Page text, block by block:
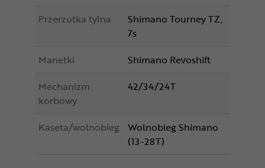
Przerzutka tylna
Shimano Tourney TZ,
7s
Manetki
Shimano Revoshift
Mechanizm
korbowy
42/34/24T
Kaseta/wolnobieg
Wolnobieg Shimano
(13-28T)